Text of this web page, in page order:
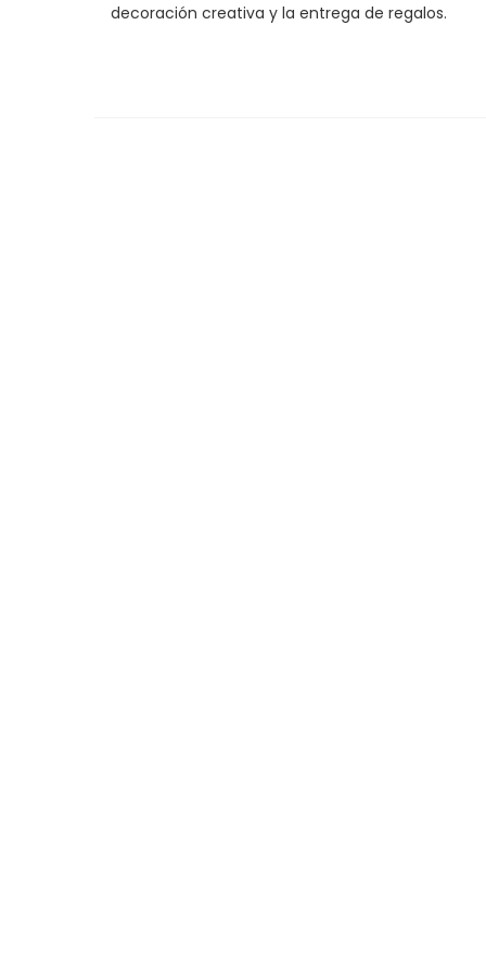
decoración creativa y la entrega de regalos.